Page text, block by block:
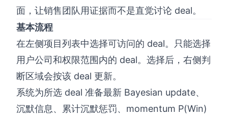
面，让销售团队用证据而不是直觉讨论 deal。
基本流程
在左侧项目列表中选择可访问的 deal。只能选择
用户公司和权限范围内的 deal。选择后，右侧判
断区域会按该 deal 更新。
系统为所选 deal 准备最新 Bayesian update、
沉默信息、累计沉默惩罚、momentum P(Win)